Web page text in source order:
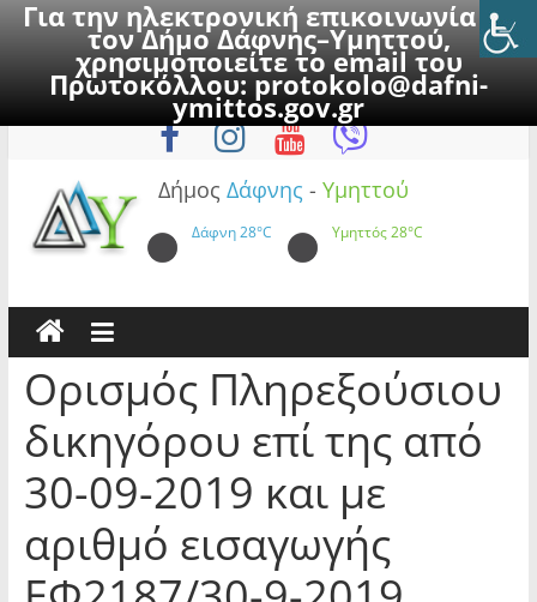
Για την ηλεκτρονική επικοινωνία με
τον Δήμο Δάφνης–Υμηττού,
χρησιμοποιείτε το email του
Πρωτοκόλλου:protokolo@dafni-
ymittos.gov.gr
to
Σάββατο, 8 Αυγούστου 2026
Δήμος Δάφνης - Υμηττού
Δάφνη28°C Υμηττός28°C
Ορισμός Πληρεξούσιου
δικηγόρου επί της από
30-09-2019 και με
αριθμό εισαγωγής